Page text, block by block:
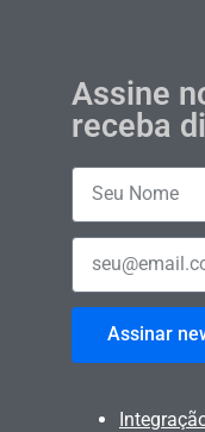
Assine
receba
Assinar